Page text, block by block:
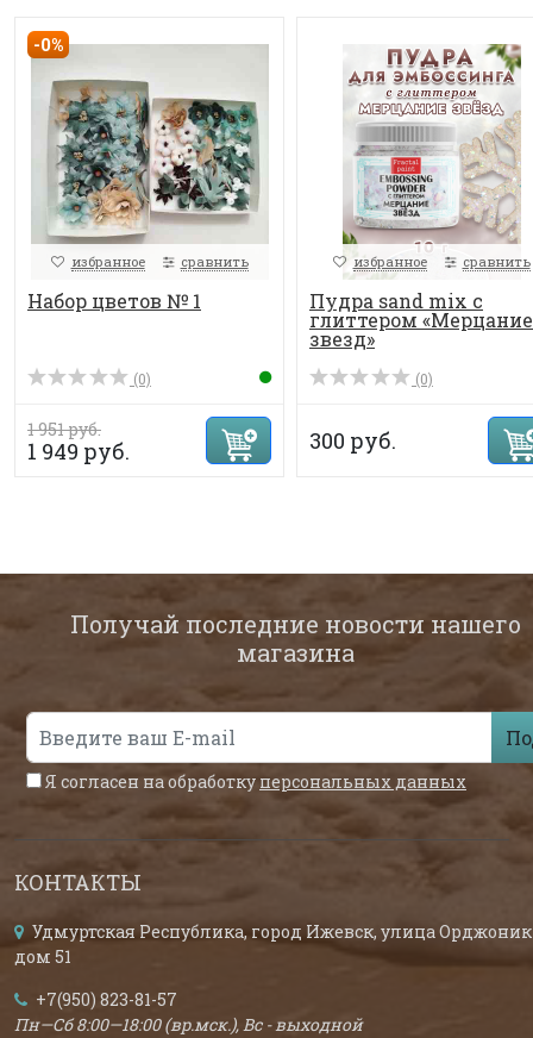
-0%
избранное сравнить
Набор цветов № 1
(0)
1 951 руб.
1 949 руб.
избранное сравнить
Пудра sand mix с
глиттером «Мерцание
звезд»
(0)
300 руб.
Получай последние новости нашего
магазина
Я согласен на обработку персональных данных
КОНТАКТЫ
Удмуртская Республика, город Ижевск, улица
дом 51
+7(950) 823-81-57
Пн—Сб 8:00—18:00 (вр.мск.), Вс - выходной